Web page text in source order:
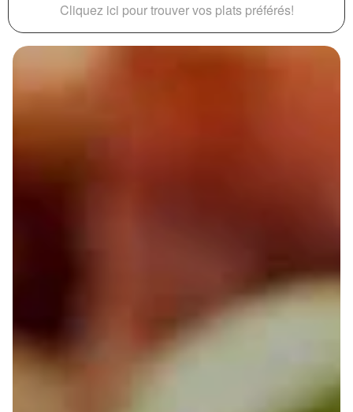
Cliquez ici pour trouver vos plats préférés!